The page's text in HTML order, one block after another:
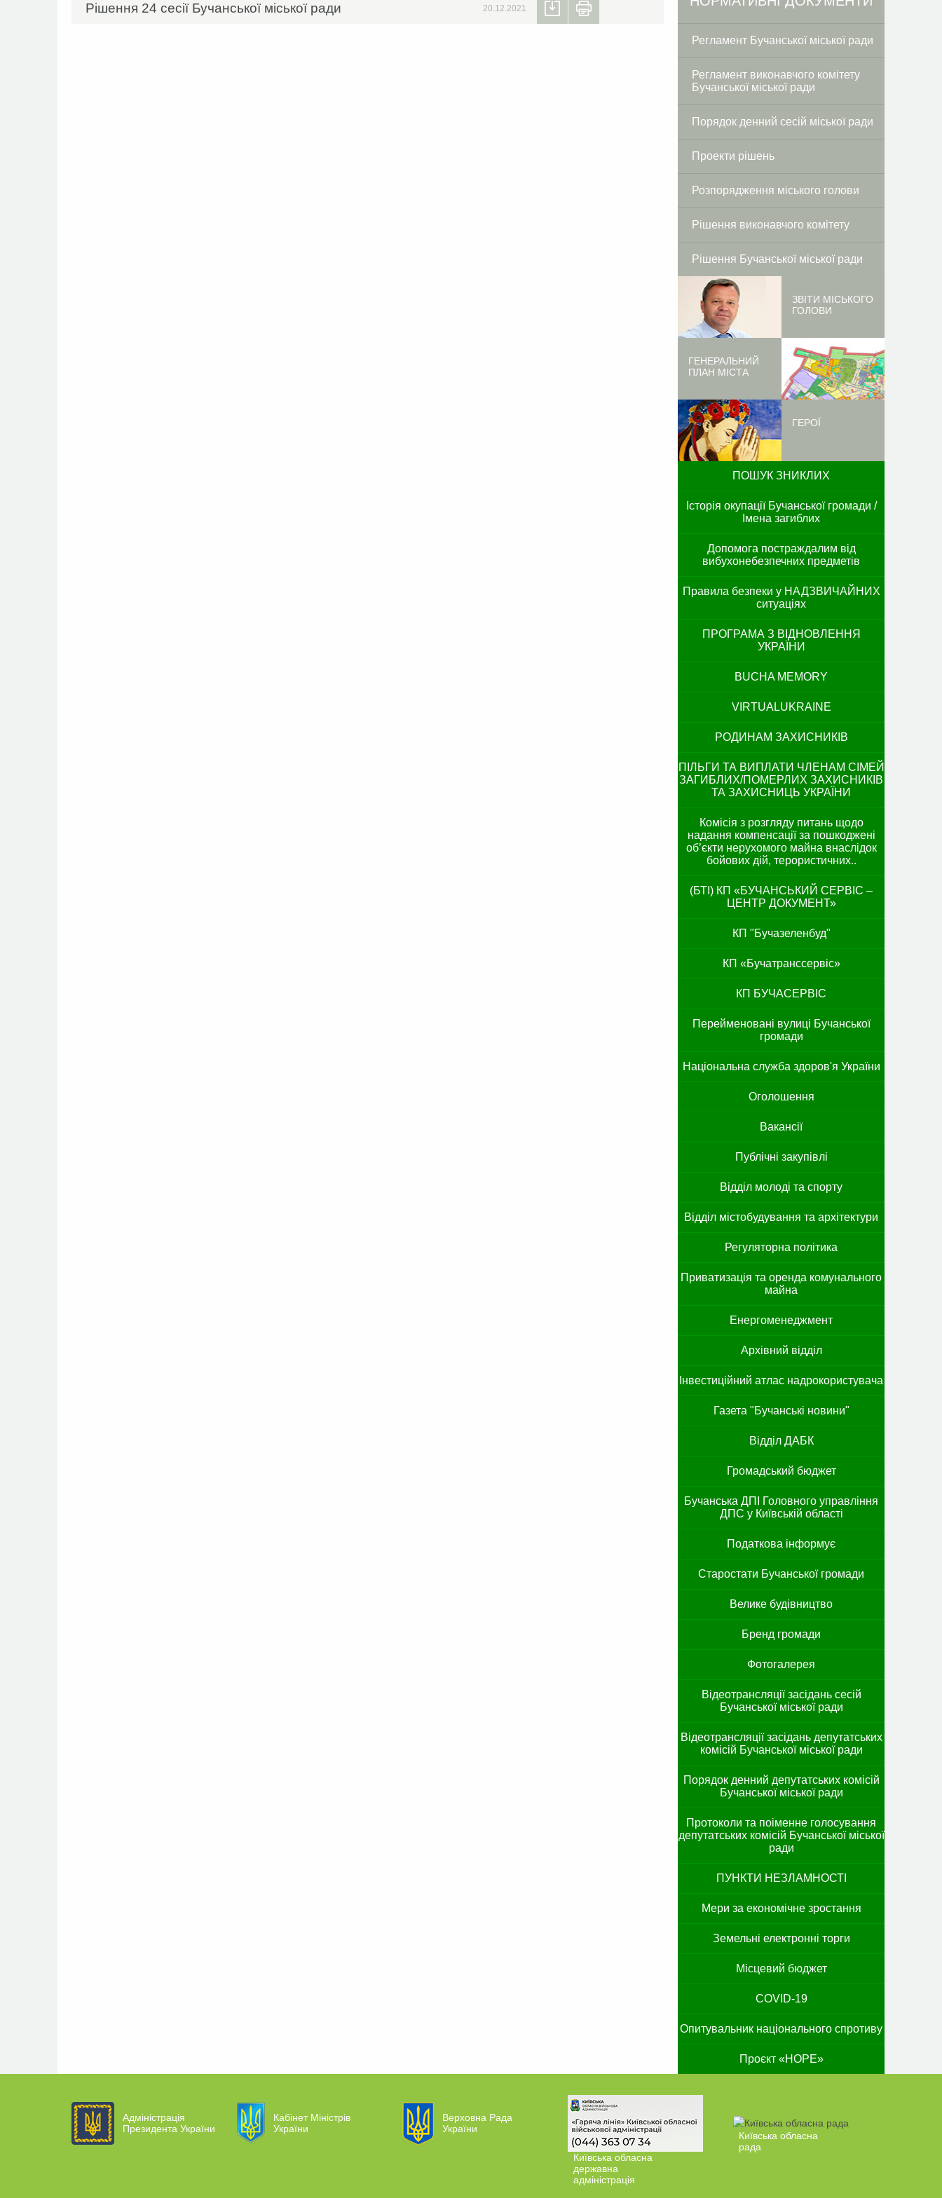
Рішення 24 сесії Бучанської міської ради 20.12.2021
Регламент Бучанської міської ради
Регламент виконавчого комітету
Бучанської міської ради
Порядок денний сесій міської ради
Проекти рішень
Розпорядження міського голови
Рішення виконавчого комітету
Рішення Бучанської міської ради
ЗВІТИ МІСЬКОГО
ГОЛОВИ
ГЕНЕРАЛЬНИЙ
ПЛАН МІСТА
ГЕРОЇ
ПОШУК ЗНИКЛИХ
Історія окупації Бучанської громади /
Імена загиблих
Допомога постраждалим від
вибухонебезпечних предметів
Правила безпеки у НАДЗВИЧАЙНИХ
ситуаціях
ПРОГРАМА З ВІДНОВЛЕННЯ
УКРАЇНИ
BUCHA MEMORY
VIRTUALUKRAINE
РОДИНАМ ЗАХИСНИКІВ
ПІЛЬГИ ТА ВИПЛАТИ ЧЛЕНАМ СІМЕЙ
ЗАГИБЛИХ/ПОМЕРЛИХ ЗАХИСНИКІВ
ТА ЗАХИСНИЦЬ УКРАЇНИ
Комісія з розгляду питань щодо
надання компенсації за пошкоджені
об’єкти нерухомого майна внаслідок
бойових дій, терористичних..
(БТІ) КП «БУЧАНСЬКИЙ СЕРВІС –
ЦЕНТР ДОКУМЕНТ»
КП "Бучазеленбуд"
КП «Бучатранссервіс»
КП БУЧАСЕРВІС
Перейменовані вулиці Бучанської
громади
Національна служба здоров'я України
Оголошення
Вакансії
Публічні закупівлі
Відділ молоді та спорту
Відділ містобудування та архітектури
Регуляторна політика
Приватизація та оренда комунального
майна
Енергоменеджмент
Архівний відділ
Інвестиційний атлас надрокористувача
Газета "Бучанські новини"
Відділ ДАБК
Громадський бюджет
Бучанська ДПІ Головного управління
ДПС у Київській області
Податкова інформує
Старостати Бучанської громади
Велике будівництво
Бренд громади
Фотогалерея
Відеотрансляції засідань сесій
Бучанської міської ради
Відеотрансляції засідань депутатських
комісій Бучанської міської ради
Порядок денний депутатських комісій
Бучанської міської ради
Протоколи та поіменне голосування
депутатських комісій Бучанської міської
ради
ПУНКТИ НЕЗЛАМНОСТІ
Мери за економічне зростання
Земельні електронні торги
Місцевий бюджет
COVID-19
Опитувальник національного спротиву
Проєкт «HOPE»
Адміністрація
Президента України
Кабінет Міністрів
України
Верховна Рада
України
Київська обласна
державна
адміністрація
Київська обласна
рада